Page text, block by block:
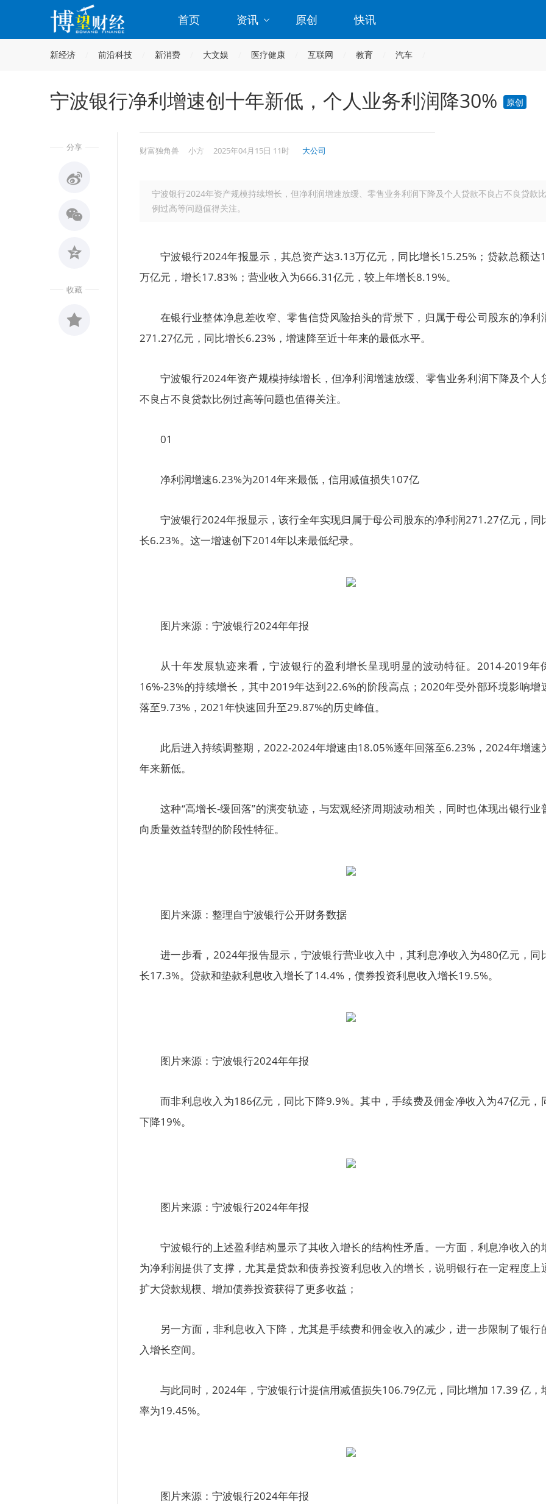
首页 资讯 原创 快讯
新经济 前沿科技 新消费 大文娱 医疗健康 互联网 教育 汽车
宁波银行净利增速创十年新低，个人业务利润降30% 原创
分享
收藏
财富独角兽 小方 2025年04月15日 11时 大公司
宁波银行2024年资产规模持续增长，但净利润增速放缓、零售业务利润下降及个人贷款不良占不良贷款比
例过高等问题值得关注。
宁波银行2024年报显示，其总资产达3.13万亿元，同比增长15.25%；贷款总额达
万亿元，增长17.83%；营业收入为666.31亿元，较上年增长8.19%。
在银行业整体净息差收窄、零售信贷风险抬头的背景下，归属于母公司股东的净利
271.27亿元，同比增长6.23%，增速降至近十年来的最低水平。
宁波银行2024年资产规模持续增长，但净利润增速放缓、零售业务利润下降及个人
不良占不良贷款比例过高等问题也值得关注。
01
净利润增速6.23%为2014年来最低，信用减值损失107亿
宁波银行2024年报显示，该行全年实现归属于母公司股东的净利润271.27亿元，同
长6.23%。这一增速创下2014年以来最低纪录。
图片来源：宁波银行2024年年报
从十年发展轨迹来看，宁波银行的盈利增长呈现明显的波动特征。2014-2019年
16%-23%的持续增长，其中2019年达到22.6%的阶段高点；2020年受外部环境影响增
落至9.73%，2021年快速回升至29.87%的历史峰值。
此后进入持续调整期，2022-2024年增速由18.05%逐年回落至6.23%，2024年增速
年来新低。
这种“高增长-缓回落”的演变轨迹，与宏观经济周期波动相关，同时也体现出银行业
向质量效益转型的阶段性特征。
图片来源：整理自宁波银行公开财务数据
进一步看，2024年报告显示，宁波银行营业收入中，其利息净收入为480亿元，同
长17.3%。贷款和垫款利息收入增长了14.4%，债券投资利息收入增长19.5%。
图片来源：宁波银行2024年年报
而非利息收入为186亿元，同比下降9.9%。其中，手续费及佣金净收入为47亿元，
下降19%。
图片来源：宁波银行2024年年报
宁波银行的上述盈利结构显示了其收入增长的结构性矛盾。一方面，利息净收入的
为净利润提供了支撑，尤其是贷款和债券投资利息收入的增长，说明银行在一定程度上
扩大贷款规模、增加债券投资获得了更多收益；
另一方面，非利息收入下降，尤其是手续费和佣金收入的减少，进一步限制了银行
入增长空间。
与此同时，2024年，宁波银行计提信用减值损失106.79亿元，同比增加 17.39 亿，
率为19.45%。
图片来源：宁波银行2024年年报